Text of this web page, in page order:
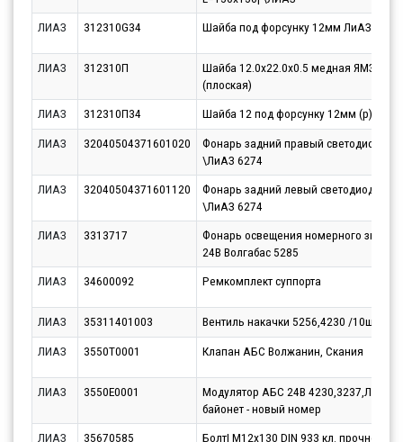
ЛИАЗ
312310G34 Шайба под форсунку 12мм
ЛИАЗ 312310П
Шайба 12.0х22.0х0.5 медная ЯМЗ
(плоская)
ЛИАЗ
312310П34 Шайба 12 под форсунку 12мм (р)
ЛИАЗ 32040504371601020
Фонарь задний правый светодиодный|
\ЛиАЗ 6274
ЛИАЗ
32040504371601120
Фонарь задний левый светодиодный|
\ЛиАЗ 6274
ЛИАЗ
3313717
Фонарь освещения номерного знака
24В Волгабас 5285
ЛИАЗ
34600092 Ремкомплект суппорта
ЛИАЗ 35311401003 Вентиль накачки 5256,4230 /10шп./
ЛИАЗ 3550T0001 Клапан АБС Волжанин, Скания
ЛИАЗ 3550Е0001
Модулятор АБС 24В 4230,3237,ЛиАЗ *
байонет - новый номер
ЛИАЗ
35670585
Болт| М12x130 DIN 933 кл. прочности